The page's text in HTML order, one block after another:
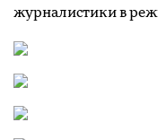
журналистики в